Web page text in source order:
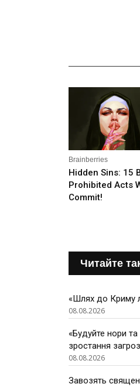
Читайте
«Шлях до Криму
08.08.2026
«Будуйте нори та
зростання
08.08.2026
Завозять